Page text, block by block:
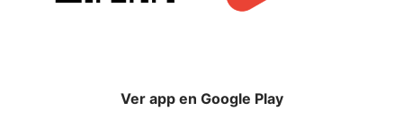
Ver app en Google Play